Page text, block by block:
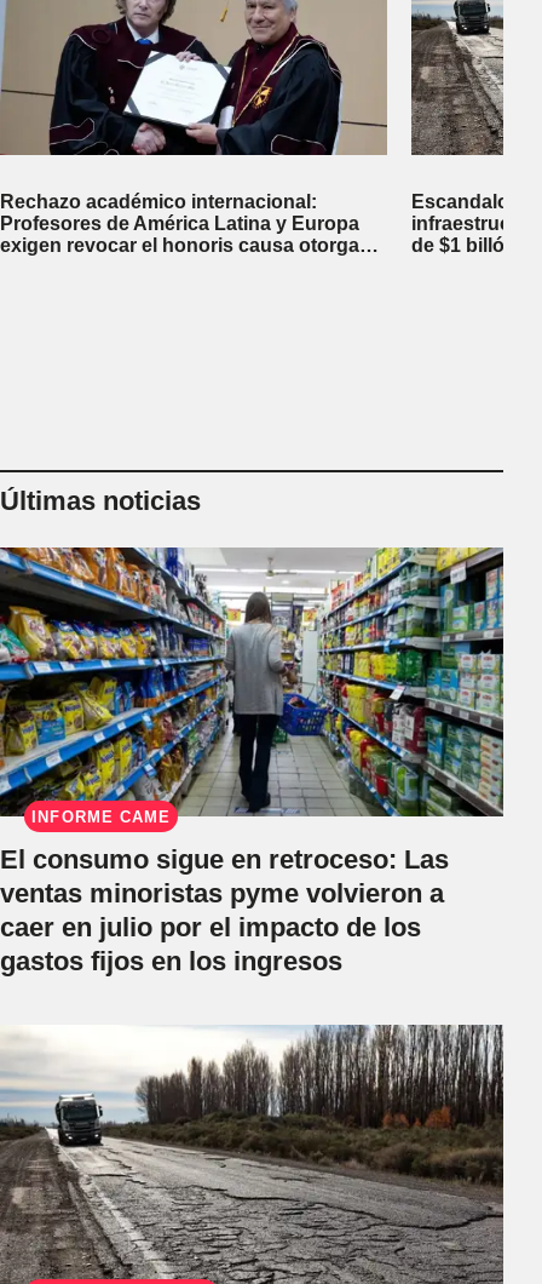
Rechazo académico internacional:
Profesores de América Latina y Europa
exigen revocar el honoris causa otorgado
Escandalosa
de $1 billón
Últimas noticias
INFORME CAME
El consumo sigue en retroceso: Las
ventas minoristas pyme volvieron a
caer en julio por el impacto de los
gastos fijos en los ingresos